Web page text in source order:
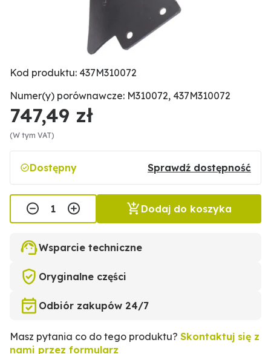
Kod produktu: 437M310072
Numer(y) porównawcze: M310072, 437M310072
747,49 zł
(W tym VAT)
Dostępny Sprawdź dostępność
Dodaj do koszyka
Wsparcie techniczne
Oryginalne części
Odbiór zakupów 24/7
Masz pytania co do tego produktu? Skontaktuj się z
nami przez formularz